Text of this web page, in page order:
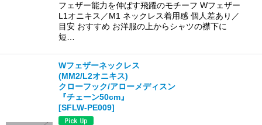
フェザー能力を伸ばす飛躍のモチーフ Wフェザー
L1オニキス／M1 ネックレス着用感 個人差あり／
目安 おすすめ お洋服の上からシャツの襟下に
短…
Wフェザーネックレス
(MM2/L2オニキス)
クローフック/アローメディスン
『チェーン50cm』
[SFLW-PE009]